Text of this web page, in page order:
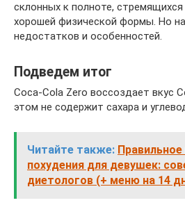
склонных к полноте,
хорошей физической формы. Но
недостатков и особенностей.
Подведем итог
Coca-Cola Zero воссоздает вкус
этом не содержит сахара и
Читайте также:
похудения для девушек:
диетологов (+ меню на 14